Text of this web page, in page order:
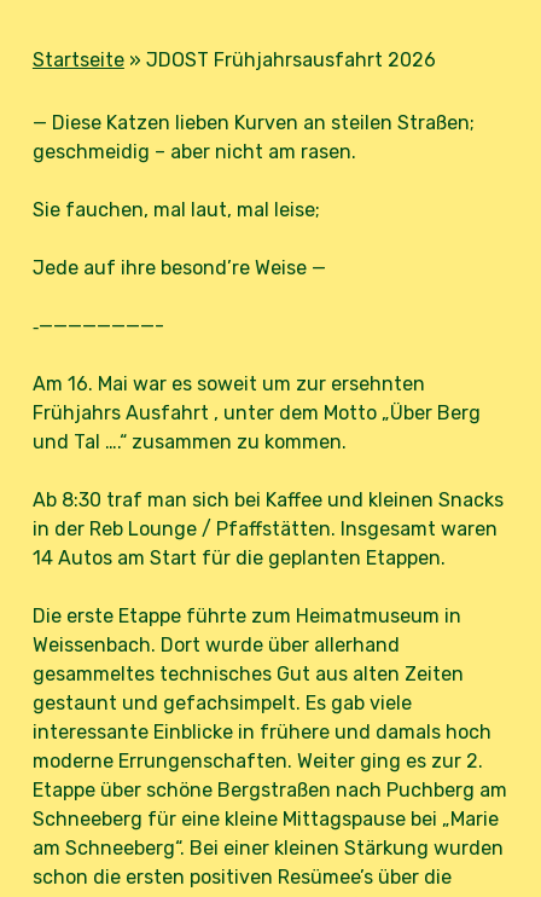
Startseite» JDOST Frühjahrsausfahrt 2026
— Diese Katzen lieben Kurven an steilen Straßen;
geschmeidig – aber nicht am rasen.
Sie fauchen, mal laut, mal leise;
Jede auf ihre besond’re Weise —
‐————————-
Am 16. Mai war es soweit um zur ersehnten
Frühjahrs Ausfahrt , unter dem Motto „Über Berg
und Tal ….“ zusammen zu kommen.
Ab 8:30 traf man sich bei Kaffee und kleinen Snacks
in der Reb Lounge / Pfaffstätten. Insgesamt waren
14 Autos am Start für die geplanten Etappen.
Die erste Etappe führte zum Heimatmuseum in
Weissenbach. Dort wurde über allerhand
gesammeltes technisches Gut aus alten Zeiten
gestaunt und gefachsimpelt. Es gab viele
interessante Einblicke in frühere und damals hoch
moderne Errungenschaften. Weiter ging es zur 2.
Etappe über schöne Bergstraßen nach Puchberg am
Schneeberg für eine kleine Mittagspause bei „Marie
am Schneeberg“. Bei einer kleinen Stärkung wurden
schon die ersten positiven Resümee’s über die